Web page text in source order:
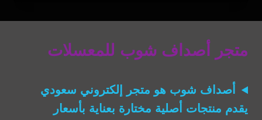
ر.س90.00.
ر.س65.00.
متجر أصداف شوب للمعسلات
أصداف شوب هو متجر إلكتروني سعودي
يقدم منتجات أصلية مختارة بعناية بأسعار